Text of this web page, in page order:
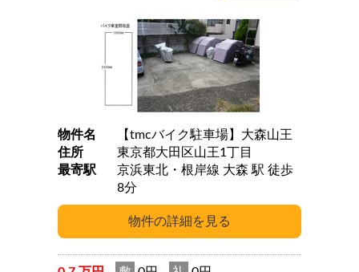
物件名
【tmcバイク駐車場】大森山王
住所
東京都大田区山王1丁目
最寄駅
京浜東北・根岸線 大森 駅 徒歩
8分